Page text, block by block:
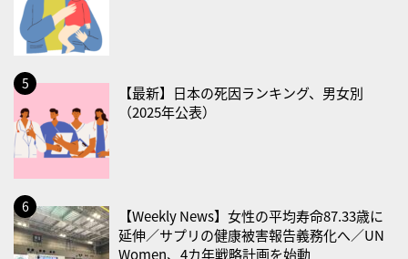
・いたわり肌の日
2026/08/26(水)
・風呂の日
2026/08/29(土)
・筋肉強化の日
・ＥＰＡの日
2026/08/31(月)
【最新】日本の死因ランキング、男女別
（2025年公表）
【Weekly News】女性の平均寿命87.33歳に
延伸／サプリの健康被害報告義務化へ／UN
Women、4カ年戦略計画を始動